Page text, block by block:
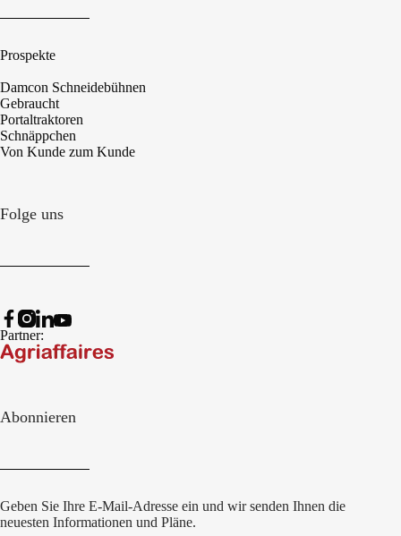
Prospekte
Damcon Schneidebühnen
Gebraucht
Portaltraktoren
Schnäppchen
Von Kunde zum Kunde
Folge uns
Partner:
Abonnieren
Geben Sie Ihre E-Mail-Adresse ein und wir senden Ihnen die
neuesten Informationen und Pläne.